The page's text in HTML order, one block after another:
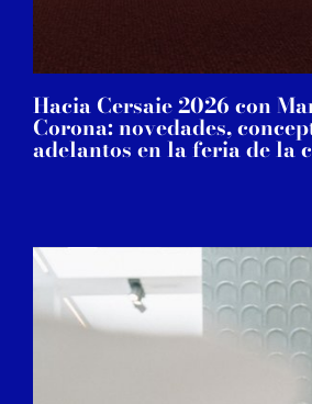
Hacia Cersaie 2026 con
Corona: novedades,
adelantos en la feria de la